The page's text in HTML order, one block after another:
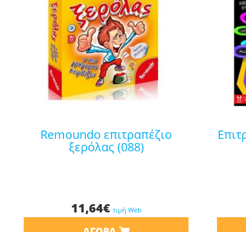
remoundo επιτραπέζιο
ξερόλας (088)
11,64€ τιμή Web
επιτραπέζιο όνομα-ζώα-φυτά